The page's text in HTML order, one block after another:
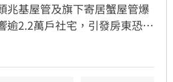
兆基屋管及旗下寄居蟹屋管爆
逾2.2萬戶社宅，引發房東恐
董事長花敬群今（10）日召開